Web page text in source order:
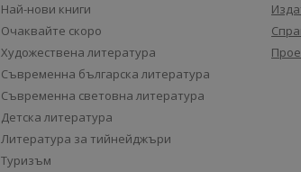
Най-нови книги
Очаквайте скоро
Художествена литература
Съвременна българска литература
Съвременна световна литература
Детска литература
Литература за тийнейджъри
Туризъм